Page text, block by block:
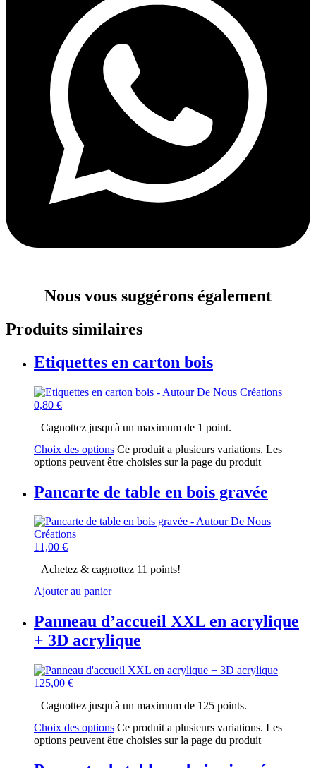
Nous vous suggérons également
Produits similaires
Etiquettes en carton bois
0,80 €
Cagnottez jusqu'à un maximum de 1 point.
Choix des options Ce produit a plusieurs variations. Les
options peuvent être choisies sur la page du produit
Pancarte de table en bois gravée
11,00 €
Achetez & cagnottez 11 points!
Ajouter au panier
Panneau d’accueil XXL en acrylique
+ 3D acrylique
125,00 €
Cagnottez jusqu'à un maximum de 125 points.
Choix des options Ce produit a plusieurs variations. Les
options peuvent être choisies sur la page du produit